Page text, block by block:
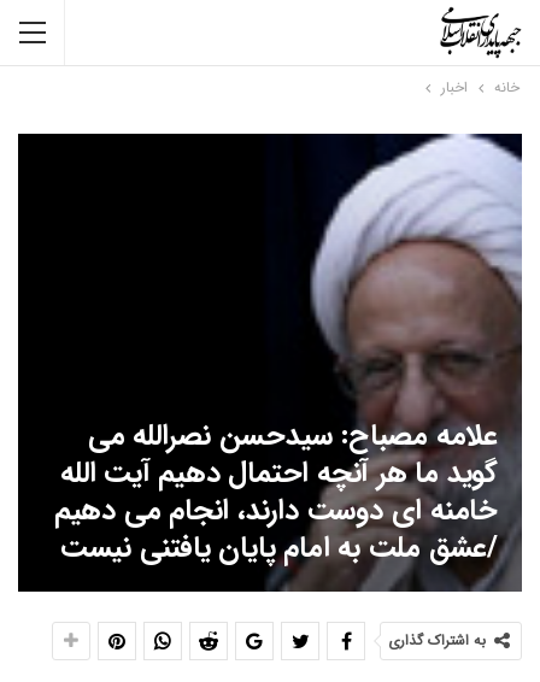
خانه اخبار
علامه مصباح: سیدحسن نصرالله می
گوید ما هر آنچه احتمال دهیم آیت الله
خامنه ای دوست دارند، انجام می دهیم
/عشق ملت به امام پایان یافتنی نیست
به اشتراک گذاری